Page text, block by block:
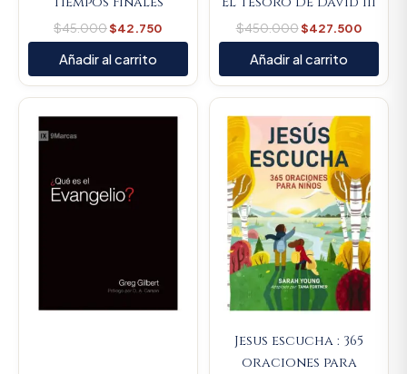
$45.000$42.750
Añadir al carrito
$450.000$427.500
Añadir al carrito
price
Current
price
Jesus escucha : 365
oraciones para
price
was:
$80.100.
Current
price
is: